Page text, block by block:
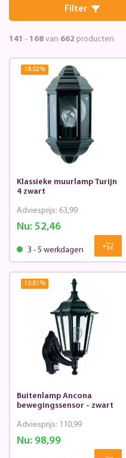
Filter
141 - 168 van 662 producten
18.02%
Klassieke muurlamp Turijn
4 zwart
Nu:52,46
Adviesprijs: 63,99
3 - 5 werkdagen
10.81 %
Buitenlamp Ancona
bewegingssensor - zwart
Nu:98,99
Adviesprijs: 110,99